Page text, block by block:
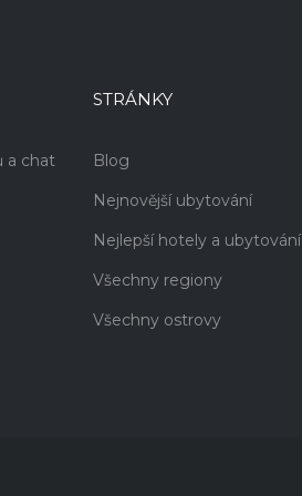
a chat
STRÁNKY
Blog
Nejnovější ubytování
Nejlepší hotely a ubytování
Všechny regiony
Všechny ostrovy